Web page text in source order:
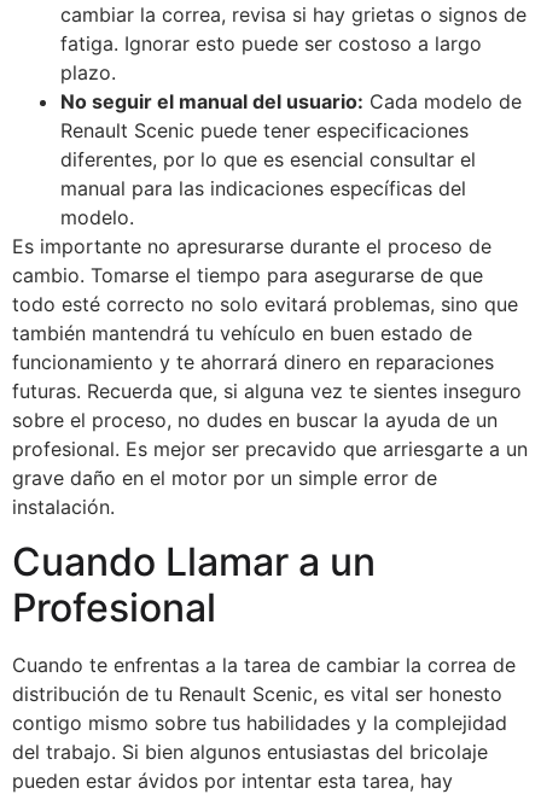
cambiar la correa, revisa si hay grietas o signos de
fatiga. Ignorar esto puede ser costoso a largo
plazo.
No seguir el manual del usuario: Cada modelo de
Renault Scenic puede tener especificaciones
diferentes, por lo que es esencial consultar el
manual para las indicaciones específicas del
modelo.
Es importante no apresurarse durante el proceso de
cambio. Tomarse el tiempo para asegurarse de que
todo esté correcto no solo evitará problemas, sino que
también mantendrá tu vehículo en buen estado de
funcionamiento y te ahorrará dinero en reparaciones
futuras. Recuerda que, si alguna vez te sientes inseguro
sobre el proceso, no dudes en buscar la ayuda de un
profesional. Es mejor ser precavido que arriesgarte a un
grave daño en el motor por un simple error de
instalación.
Cuando Llamar a un
Profesional
Cuando te enfrentas a la tarea de cambiar la correa de
distribución de tu Renault Scenic, es vital ser honesto
contigo mismo sobre tus habilidades y la complejidad
del trabajo. Si bien algunos entusiastas del bricolaje
pueden estar ávidos por intentar esta tarea, hay